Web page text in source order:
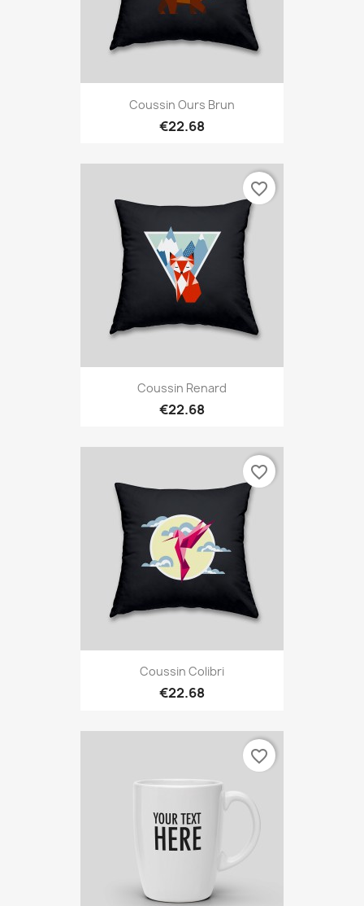
Coussin Ours Brun
€22.68
Coussin Renard
€22.68
favorite_border
Coussin Colibri
€22.68
favorite_border
favorite_border